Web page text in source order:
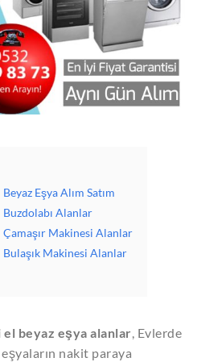
Eşya Alım Satım
Alanlar
Makinesi Alanlar
Makinesi Alanlar
beyaz eşya alanlar, Evlerde
nakit paraya